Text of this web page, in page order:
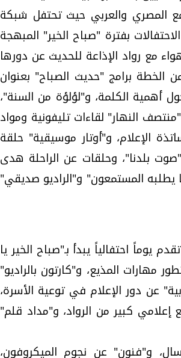
المصري والعربي حيث تحتفل شبكة
بفترة "صباح الخير" المبهجة
مع رواد الإذاعة للحديث عن دورها
الخطة برامج "حديث الصباح" بعنوان
أهمية الكلمة، و"لؤلؤة من السنة"،
النهار" لقاءات تليفونية ومواد
الإعلام، و"أوتار موسيقية" حلقة
بلدنا"، وحلقات عن الراحلة هدى
يطلبه المستمعون" و"الراديو صديقي"
احتفالياً يبدأ بـ"صباح الخير يا
المذيع، و"كارتون بالراديو"
عن دور الإعلام في توعية الأسرة،
إعلامي كبير من الرواد، و"مداد قلم"
و"فنون" عن نجوم الميكروفون،